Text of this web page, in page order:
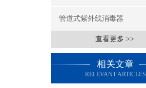
管道式紫外线消毒器
查看更多 >>
相关文章
RELEVANT ARTICLES